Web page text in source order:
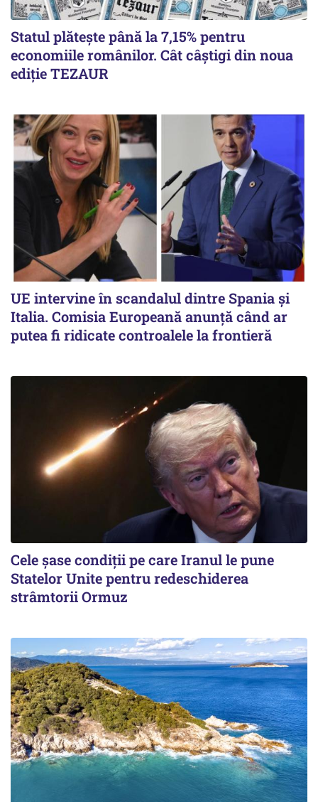
Statul plătește până la 7,15% pentru
economiile românilor. Cât câștigi din noua
ediție TEZAUR
UE intervine în scandalul dintre Spania și
Italia. Comisia Europeană anunță când ar
putea fi ridicate controalele la frontieră
Cele șase condiții pe care Iranul le pune
Statelor Unite pentru redeschiderea
strâmtorii Ormuz